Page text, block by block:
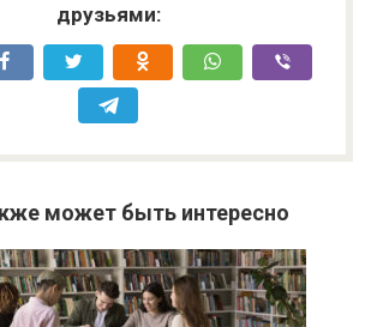
друзьями:
может быть интересно